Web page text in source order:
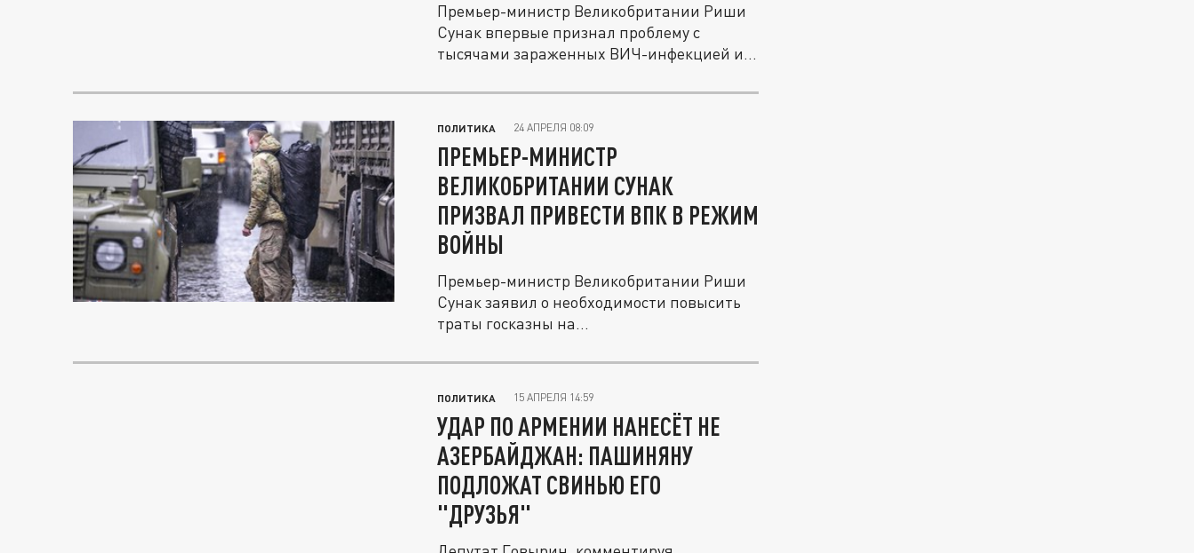
Премьер-министр Великобритании Риши
Сунак впервые признал проблему с
тысячами зараженных ВИЧ-инфекцией и...
ПОЛИТИКА 24 АПРЕЛЯ 08:09
ПРЕМЬЕР-МИНИСТР
ВЕЛИКОБРИТАНИИ СУНАК
ПРИЗВАЛ ПРИВЕСТИ ВПК В РЕЖИМ
ВОЙНЫ
Премьер-министр Великобритании Риши
Сунак заявил о необходимости повысить
траты госказны на...
ПОЛИТИКА 15 АПРЕЛЯ 14:59
УДАР ПО АРМЕНИИ НАНЕСЁТ НЕ
АЗЕРБАЙДЖАН: ПАШИНЯНУ
ПОДЛОЖАТ СВИНЬЮ ЕГО
"ДРУЗЬЯ"